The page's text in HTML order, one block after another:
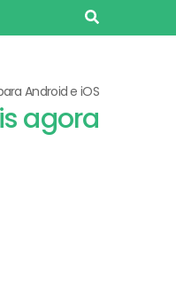
Android e iOS
agora